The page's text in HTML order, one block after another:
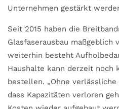
Unternehmen gestärkt
Seit 2015 haben die
Glasfaserausbau maßgeblich
weiterhin besteht
Haushalte kann derzeit noch
bestellen. „Ohne
dass Kapazitäten verloren